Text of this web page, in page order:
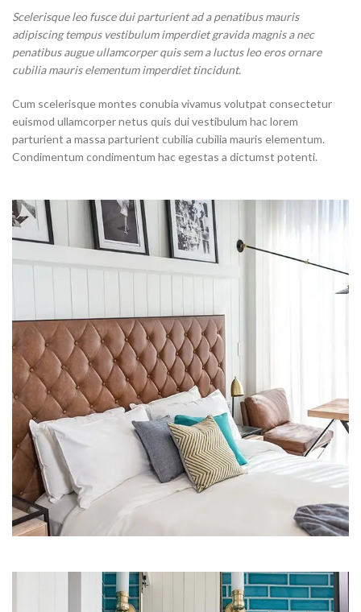
Scelerisque leo fusce dui parturient ad a penatibus mauris
adipiscing tempus vestibulum imperdiet gravida magnis a nec
penatibus augue ullamcorper quis sem a luctus leo eros ornare
cubilia mauris elementum imperdiet tincidunt.
Cum scelerisque montes conubia vivamus volutpat consectetur
euismod ullamcorper netus quis dui vestibulum hac lorem
parturient a massa parturient cubilia cubilia mauris elementum.
Condimentum condimentum hac egestas a dictumst potenti.